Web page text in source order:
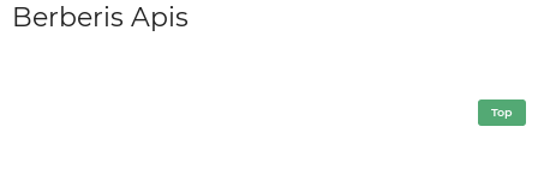
Berberis Apis
Top